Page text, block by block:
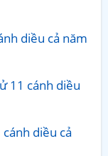
diều cả năm
11 cánh diều
diều cả